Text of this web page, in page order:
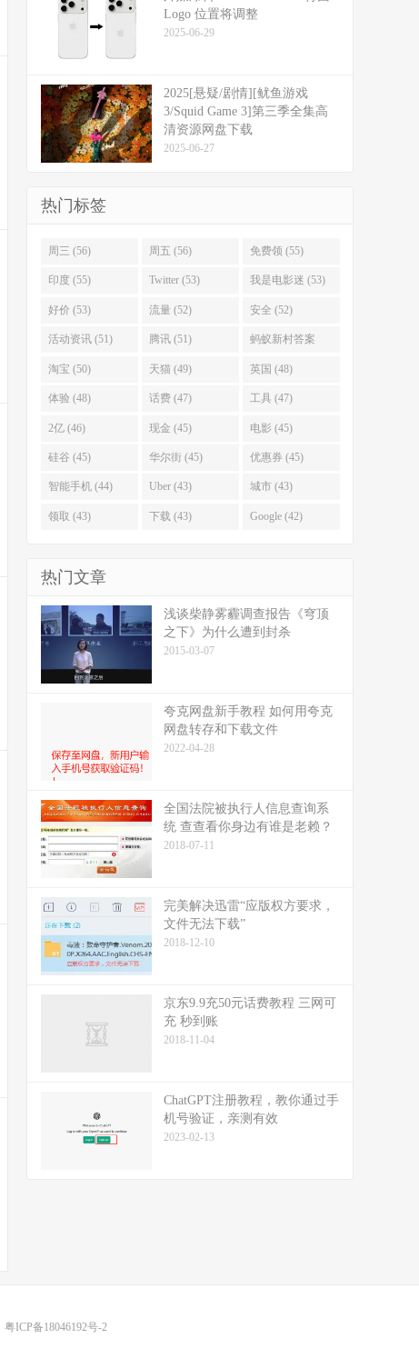
Logo 位置将调整​​
2025-06-29
2025[悬疑/剧情][鱿鱼游戏
3/Squid Game 3]第三季全集高
清资源网盘下载
2025-06-27
热门标签
周三 (56) 周五 (56) 免费领 (55)
印度 (55) Twitter (53) 我是电影迷 (53)
好价 (53) 流量 (52) 安全 (52)
活动资讯 (51) 腾讯 (51) 蚂蚁新村答案
(51)
淘宝 (50) 天猫 (49) 英国 (48)
体验 (48) 话费 (47) 工具 (47)
2亿 (46) 现金 (45) 电影 (45)
硅谷 (45) 华尔街 (45) 优惠券 (45)
智能手机 (44) Uber (43) 城市 (43)
领取 (43) 下载 (43) Google (42)
热门文章
浅谈柴静雾霾调查报告《穹顶
之下》为什么遭到封杀
2015-03-07
夸克网盘新手教程 如何用夸克
网盘转存和下载文件
2022-04-28
全国法院被执行人信息查询系
统 查查看你身边有谁是老赖？
2018-07-11
完美解决迅雷“应版权方要求，
文件无法下载”
2018-12-10
京东9.9充50元话费教程 三网可
充 秒到账
2018-11-04
ChatGPT注册教程，教你通过手
机号验证，亲测有效
2023-02-13
粤ICP备18046192号-2